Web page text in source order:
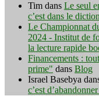
Tim dans Le seul
c’est dans le
Le Championnat
2024 - Institut de
la lecture rapide
Financements :
prime" dans Blog
Israel Basebya
c’est